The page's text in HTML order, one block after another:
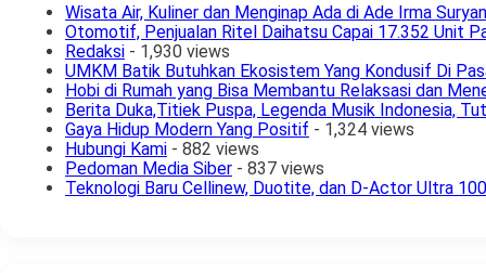
Wisata Air, Kuliner dan Menginap Ada di Ade Irma
Otomotif, Penjualan Ritel Daihatsu Capai 17.352 Unit
Redaksi - 1,930 views
UMKM Batik Butuhkan Ekosistem Yang Kondusif Di
Hobi di Rumah yang Bisa Membantu Relaksasi dan
Berita Duka,Titiek Puspa, Legenda Musik Indonesia,
Gaya Hidup Modern Yang Positif - 1,324 views
Hubungi Kami - 882 views
Pedoman Media Siber - 837 views
Teknologi Baru Cellinew, Duotite, dan D-Actor Ultra